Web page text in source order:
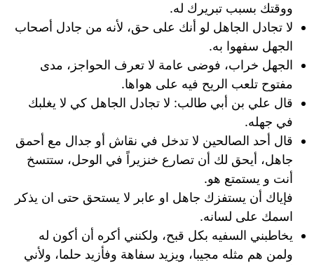
ووقتك بسبب تبريرك له.
لا تجادل الجاهل لو أنك على حق، لأنه من جادل أصحاب
الجهل سفهوا به.
الجهل خراب، فوضى عامة لا تعرف الحواجز، مدى
مفتوح تلعب الريح فيه على هواها.
قال علي بن أبي طالب: لا تجادل الجاهل كي لا يغلبك
في جهله.
قال أحد الصالحين لا تدخل في نقاش أو جدال مع أحمق
جاهل، أيحق لك أن تصارع خنزيراً في الوحل، ستتسخ
أنت و يستمتع هو.
فإياك أن يستفزك جاهل او عابر لا يستحق حتى ان يذكر
اسمك على لسانه.
يخاطبني السفيه بكل قبح، ولكنني أكره أن أكون له
ولمن هم مثله مجيبا، ويزيد سفاهة وفأزيد حلما، ولأني